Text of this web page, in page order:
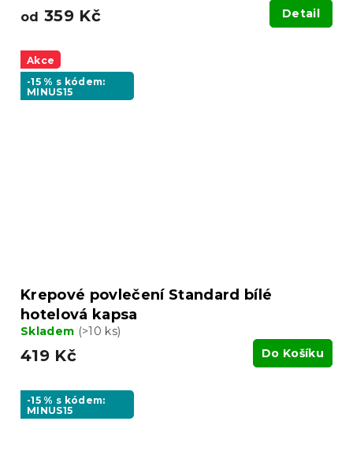
od 359 Kč Detail
Akce
-15 % s kódem:
MINUS15
Krepové povlečení Standard bílé
hotelová kapsa
Skladem (>10 ks)
419 Kč Do Košíku
-15 % s kódem:
MINUS15